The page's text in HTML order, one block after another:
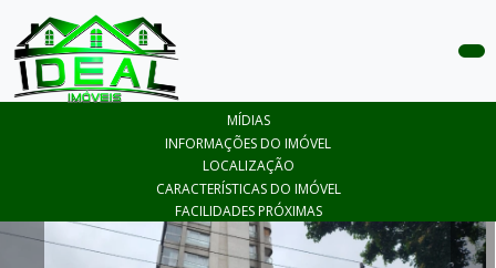
COMPRAR
LANÇAMENTOS
ANUNCIE
MÍDIAS
INFORMAÇÕES DO IMÓVEL
LOCALIZAÇÃO
CARACTERÍSTICAS DO IMÓVEL
FACILIDADES PRÓXIMAS